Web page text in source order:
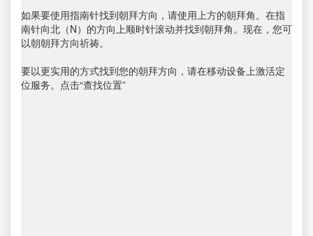
如果要使用指南针找到朝拜方向，请使用上方的朝拜角。在指
南针向北（N）的方向上顺时针滚动并找到朝拜角。现在，您可
以朝朝拜方向祈祷。
要以更实用的方式找到您的朝拜方向，请在移动设备上激活定
位服务。点击“查找位置”